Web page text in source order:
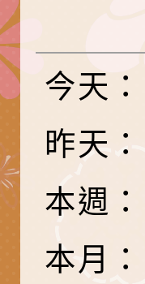
生諮
114
務實
檢送
字稿
轉知
公約
告條
告
函轉
安全
宣導
檢送
宣導
載網址
轉知
行為
「桃
函轉
乳相
檢送
今天：
昨天：
本週：
本月：